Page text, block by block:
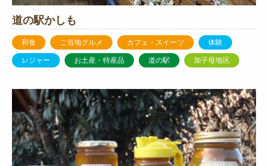
道の駅かしも
和食 ご当地グルメ カフェ・スイーツ
体験
レジャー
お土産・特産品 道の駅 加子母地区